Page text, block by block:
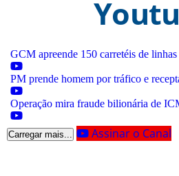
GCM apreende 150 carretéis de linhas
PM prende homem por tráfico e
Operação mira fraude bilionária de
Carregar mais... Assinar o Canal